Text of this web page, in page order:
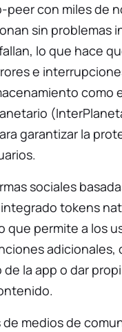
peer con miles de
sin problemas
lo que hace
e
como
garantizar la
sociales
tokens
que permite a los
adicionales,
la app o dar
de medios de